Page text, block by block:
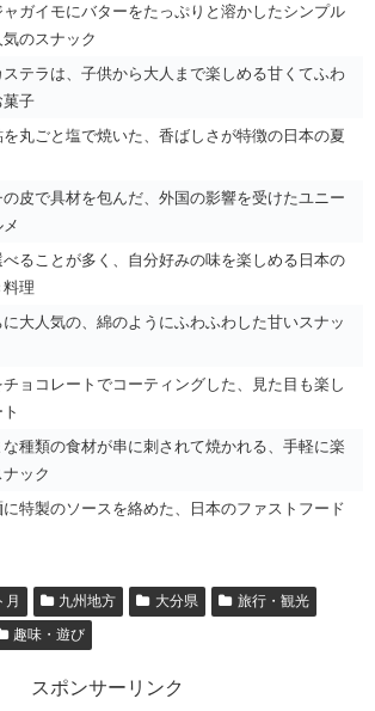
ガイモにバターをたっぷりと溶かしたシンプル
のスナック
テラは、子供から大人まで楽しめる甘くてふわ
菓子
を丸ごと塩で焼いた、香ばしさが特徴の日本の夏
の皮で具材を包んだ、外国の影響を受けたユニー
ることが多く、自分好みの味を楽しめる日本の
理
大人気の、綿のようにふわふわした甘いスナッ
ョコレートでコーティングした、見た目も楽し
な種類の食材が串に刺されて焼かれる、手軽に楽
ック
特製のソースを絡めた、日本のファストフード
月 九州地方 大分県
旅行・観光
趣味・遊び
スポンサーリンク